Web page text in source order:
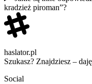
kradzież piroman”?
haslator.pl
Szukasz? Znajdziesz –
Social